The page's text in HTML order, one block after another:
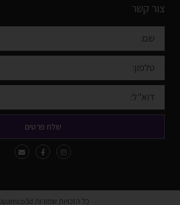
צור קשר
שלח פרטים
כל הזכויות שמורות Yazamco3d